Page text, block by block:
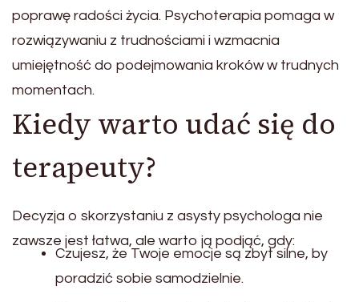
poprawę radości życia. Psychoterapia pomaga w
rozwiązywaniu z trudnościami i wzmacnia
umiejętność do podejmowania kroków w trudnych
momentach.
Kiedy warto udać się do
terapeuty?
Decyzja o skorzystaniu z asysty psychologa nie
zawsze jest łatwa, ale warto ją podjąć, gdy:
Czujesz, że Twoje emocje są zbyt silne, by
poradzić sobie samodzielnie.